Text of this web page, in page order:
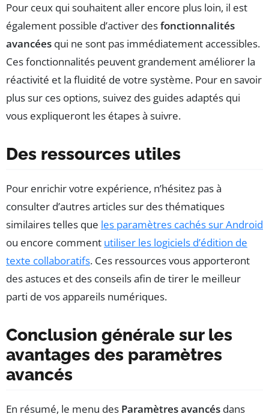
Pour ceux qui souhaitent aller encore plus loin, il est
également possible d’activer desfonctionnalités
avancées qui ne sont pas immédiatement accessibles.
Ces fonctionnalités peuvent grandement améliorer la
réactivité et la fluidité de votre système. Pour en savoir
plus sur ces options, suivez des guides adaptés qui
vous expliqueront les étapes à suivre.
Des ressources utiles
Pour enrichir votre expérience, n’hésitez pas à
consulter d’autres articles sur des thématiques
similaires telles que les paramètres cachés sur Android
ou encore comment utiliser les logiciels d’édition de
texte collaboratifs. Ces ressources vous apporteront
des astuces et des conseils afin de tirer le meilleur
parti de vos appareils numériques.
Conclusion générale sur les
avantages des paramètres
avancés
En résumé, le menu des Paramètres avancés dans